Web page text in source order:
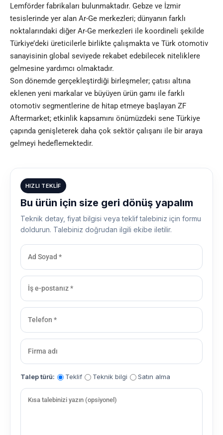
Lemförder fabrikaları bulunmaktadır. Gebze ve İzmir
tesislerinde yer alan Ar-Ge merkezleri; dünyanın farklı
noktalarındaki diğer Ar-Ge merkezleri ile koordineli şekilde
Türkiye’deki üreticilerle birlikte çalışmakta ve Türk otomotiv
sanayisinin global seviyede rekabet edebilecek niteliklere
gelmesine yardımcı olmaktadır.
Son dönemde gerçekleştirdiği birleşmeler; çatısı altına
eklenen yeni markalar ve büyüyen ürün gamı ile farklı
otomotiv segmentlerine de hitap etmeye başlayan ZF
Aftermarket; etkinlik kapsamını önümüzdeki sene Türkiye
çapında genişleterek daha çok sektör çalışanı ile bir araya
gelmeyi hedeflemektedir.
HIZLI TEKLIF
Bu ürün için size geri dönüş yapalım
Teknik detay, fiyat bilgisi veya teklif talebiniz için formu
doldurun. Talebiniz doğrudan ilgili ekibe iletilir.
Talep türü: Teklif Teknik bilgi Satın alma